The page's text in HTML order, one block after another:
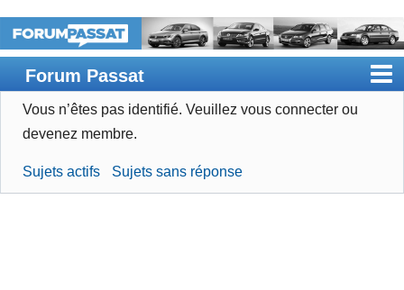
Forum Passat
Accueil
Devenir membre
Vous n’êtes pas identifié. Veuillez vous connecter ou
devenez membre.
Sujets actifs Sujets sans réponse